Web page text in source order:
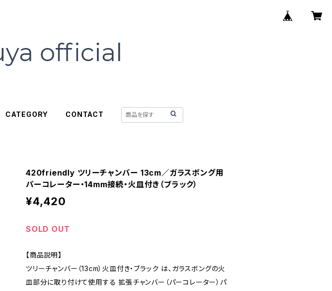
CATEGORY CONTACT
420friendly ツリーチャンバー 13cm／ガラスボング用
パーコレーター・14mm接続・火皿付き（ブラック）
¥4,420
SOLD OUT
【商品説明】
ツリーチャンバー（13cm）火皿付き・ブラック は、ガラスボングの火
皿部分に取り付けて使用する 拡張チャンバー（パーコレーター）パ